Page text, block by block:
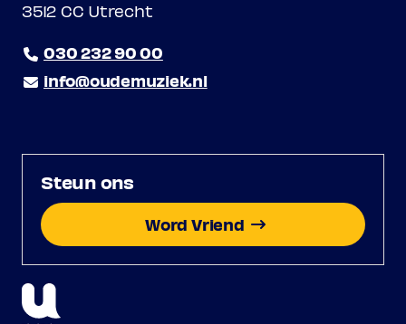
3512 CC Utrecht
030 232 90 00
info@oudemuziek.nl
Steun ons
Word Vriend